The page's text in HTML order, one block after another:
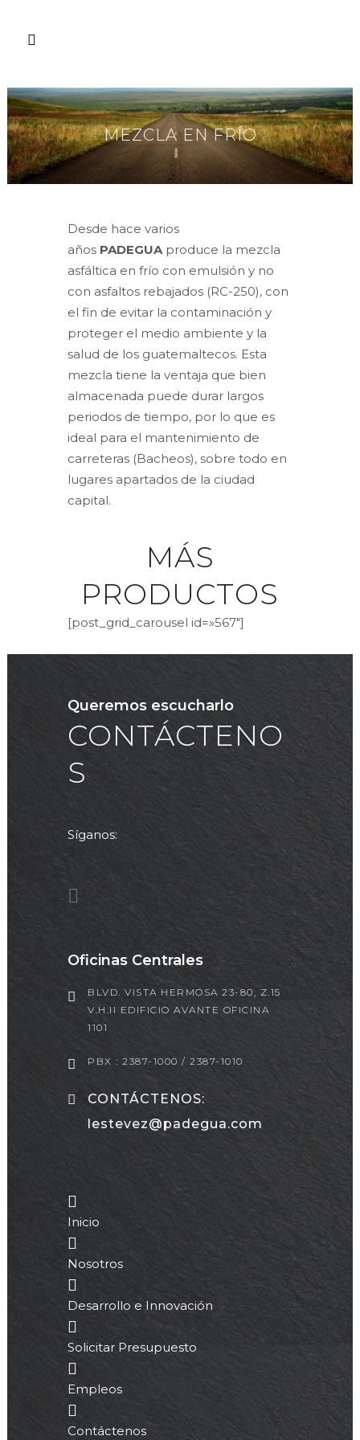
MEZCLA EN FRÍO
Desde hace varios
años PADEGUA produce la mezcla
asfáltica en frío con emulsión y no
con asfaltos rebajados (RC-250), con
el fin de evitar la contaminación y
proteger el medio ambiente y la
salud de los guatemaltecos. Esta
mezcla tiene la ventaja que bien
almacenada puede durar largos
periodos de tiempo, por lo que es
ideal para el mantenimiento de
carreteras (Bacheos), sobre todo en
lugares apartados de la ciudad
capital.
MÁS
PRODUCTOS
[post_grid_carousel id=»567″]
Queremos escucharlo
CONTÁCTENO
S
Síganos:
Oficinas Centrales
BLVD. VISTA HERMOSA 23-80, Z.15
V.H.II EDIFICIO AVANTE OFICINA
1101
PBX : 2387-1000 / 2387-1010
CONTÁCTENOS:
lestevez@padegua.com
Inicio
Nosotros
Desarrollo e Innovación
Solicitar Presupuesto
Empleos
Contáctenos